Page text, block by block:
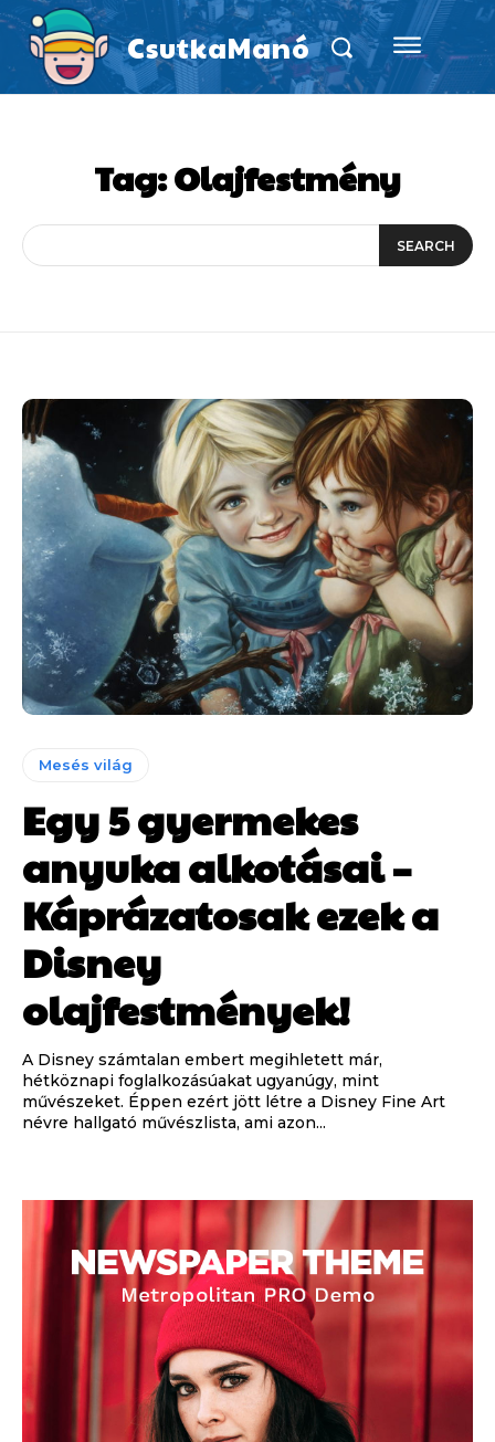
CsutkaManó
Tag:Olajfestmény
SEARCH
Mesés világ
Egy 5 gyermekes
anyuka alkotásai –
Káprázatosak ezek a
Disney
olajfestmények!
A Disney számtalan embert megihletett már,
hétköznapi foglalkozásúakat ugyanúgy, mint
művészeket. Éppen ezért jött létre a Disney Fine Art
névre hallgató művészlista, ami azon...